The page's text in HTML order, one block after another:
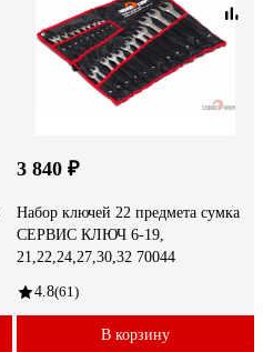
3 840 ₽
Набор ключей 22 предмета сумка
СЕРВИС КЛЮЧ 6-19,
21,22,24,27,30,32 70044
4.8(61)
В корзину